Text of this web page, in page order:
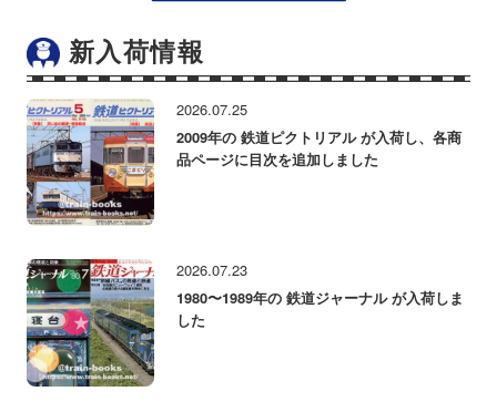
新入荷情報
2026.07.25
2009年の 鉄道ピクトリアル が入荷し、各商
品ページに目次を追加しました
2026.07.23
1980〜1989年の 鉄道ジャーナル が入荷しま
した